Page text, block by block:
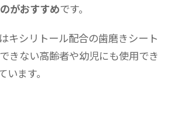
がおすすめです。
キシリトール配合の歯磨きシート
きない高齢者や幼児にも使用でき
います。